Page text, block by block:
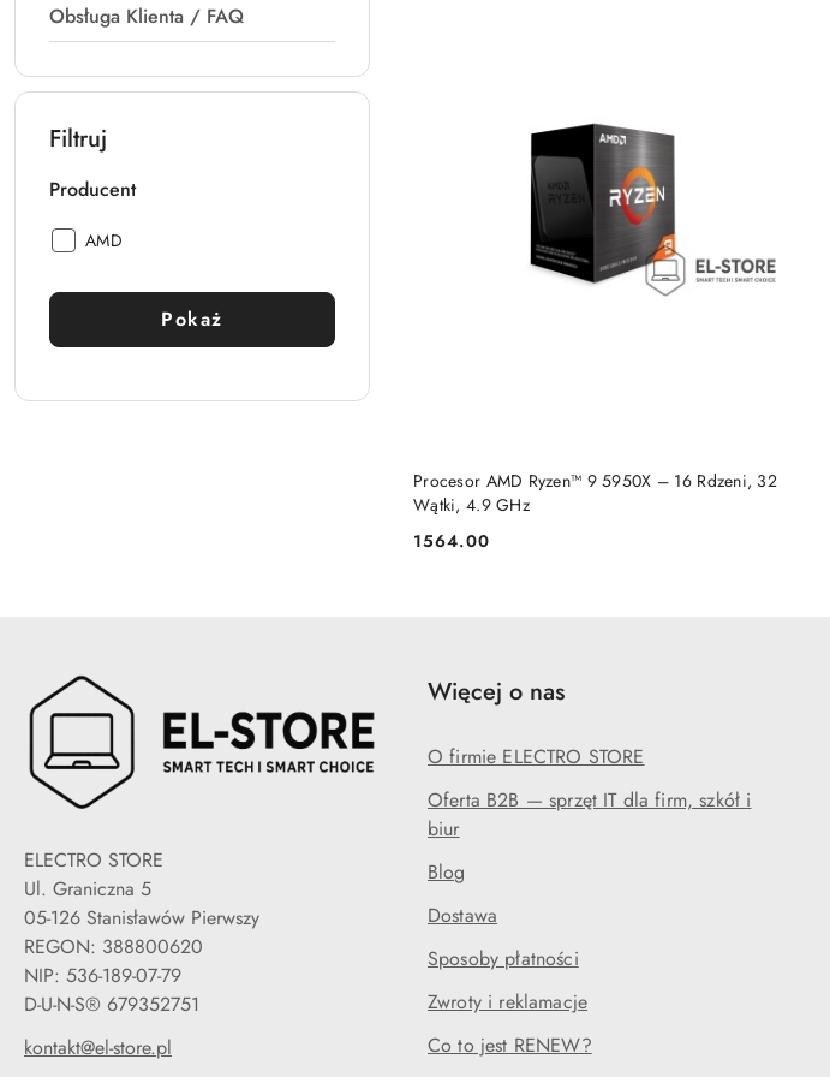
Obsługa Klienta / FAQ
Filtruj
Producent
Producent:
AMD
Pokaż
Procesor AMD Ryzen™ 9 5950X – 16 Rdzeni, 32
Wątki, 4.9 GHz
Cena:
1564.00
ELECTRO STORE
Ul. Graniczna 5
05-126 Stanisławów Pierwszy
REGON: 388800620
NIP: 536-189-07-79
D-U-N-S® 679352751
kontakt@el-store.pl
Więcej o nas
O firmie ELECTRO STORE
Oferta B2B — sprzęt IT dla firm, szkół i
biur
Blog
Dostawa
Sposoby płatności
Zwroty i reklamacje
Co to jest RENEW?